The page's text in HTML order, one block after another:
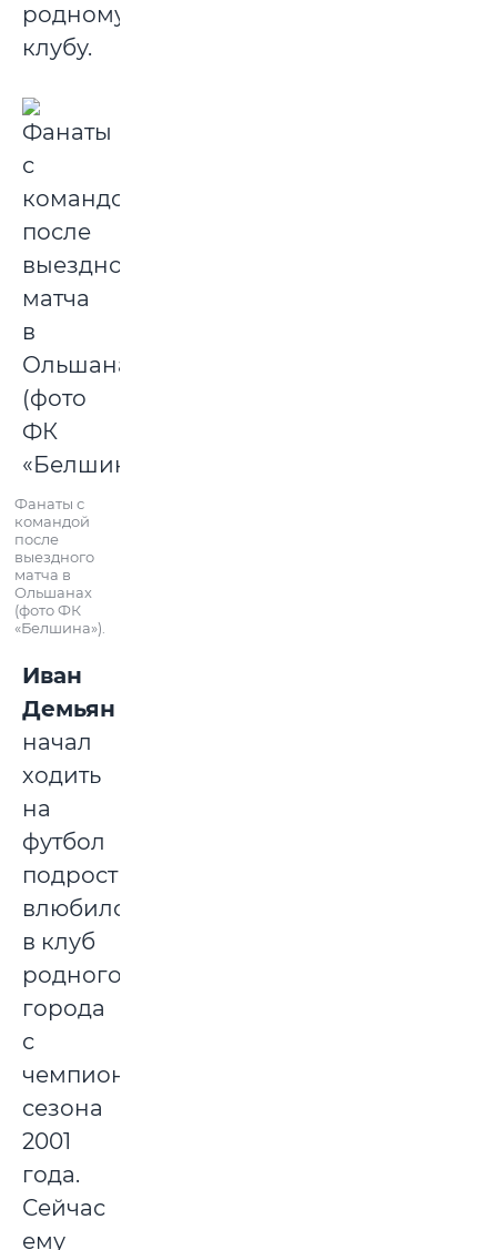
родному
клубу.
Фанаты с
командой
после
выездного
матча в
Ольшанах
(фото ФК
«Белшина»).
Иван
Демьян
начал
ходить
на
футбол
подростком,
влюбился
в клуб
родного
города
с
чемпионского
сезона
2001
года.
Сейчас
ему